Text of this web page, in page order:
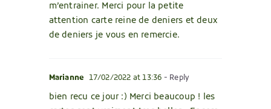
m’entrainer. Merci pour la petite
attention carte reine de deniers et deux
de deniers je vous en remercie.
Marianne 17/02/2022 at 13:36 - Reply
bien recu ce jour :) Merci beaucoup ! les